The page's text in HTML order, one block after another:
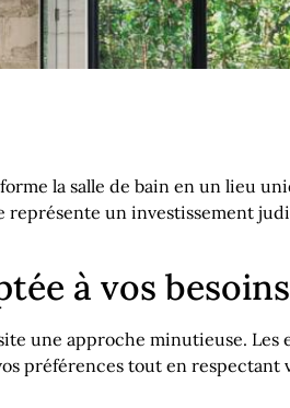
la salle de bain en un lieu
représente un investissement
à vos besoins
une approche minutieuse. Les
préférences tout en respectant